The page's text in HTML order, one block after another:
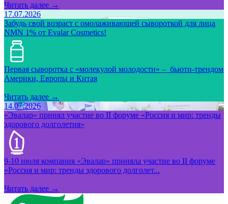
Читать далее →
17.07.2026
Забудь свой возраст с омолаживающей сывороткой для лица
NMN 1% от Evalar Cosmetics!
Первая сыворотка с «молекулой молодости» – бьюти-трендом
Америки, Европы и Китая
Читать далее →
14.07.2026
«Эвалар» принял участие во II форуме «Россия и мир: тренды
здорового долголетия»
9-10 июля компания «Эвалар» приняла участие во II форуме
«Россия и мир: тренды здорового долголет...
Читать далее →